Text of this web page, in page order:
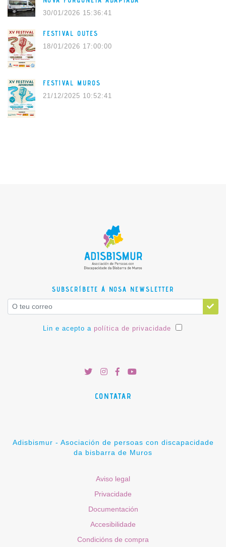
30/01/2026 15:36:41
FESTIVAL OUTES
18/01/2026 17:00:00
FESTIVAL MUROS
21/12/2025 10:52:41
SUBSCRÍBETE Á NOSA NEWSLETTER
Lin e acepto a política de privacidade
CONTATAR
Adisbismur - Asociación de persoas con discapacidade
da bisbarra de Muros
Aviso legal
Privacidade
Documentación
Accesibilidade
Condicións de compra